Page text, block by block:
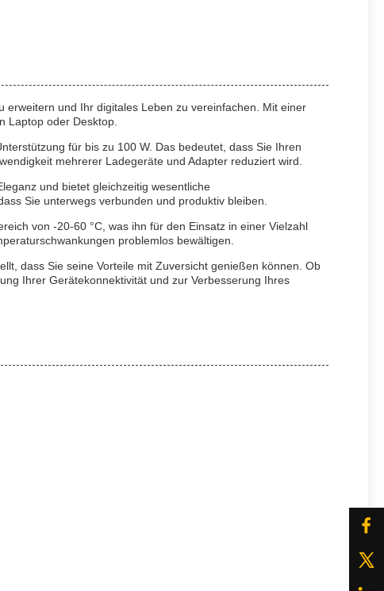
erweitern und Ihr digitales Leben zu vereinfachen. Mit einer
Laptop oder Desktop.
für bis zu 100 W. Das bedeutet, dass Sie Ihren
mehrerer Ladegeräte und Adapter reduziert wird.
und bietet gleichzeitig wesentliche
Sie unterwegs verbunden und produktiv bleiben.
von -20-60 °C, was ihn für den Einsatz in einer Vielzahl
problemlos bewältigen.
dass Sie seine Vorteile mit Zuversicht genießen können. Ob
Ihrer Gerätekonnektivität und zur Verbesserung Ihres